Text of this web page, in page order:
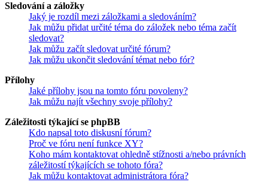
Sledování a záložky
Jaký je rozdíl mezi záložkami a sledováním?
Jak můžu přidat určité téma do záložek nebo téma začít
sledovat?
Jak můžu začít sledovat určité fórum?
Jak můžu ukončit sledování témat nebo fór?
Přílohy
Jaké přílohy jsou na tomto fóru povoleny?
Jak můžu najít všechny svoje přílohy?
Záležitosti týkající se phpBB
Kdo napsal toto diskusní fórum?
Proč ve fóru není funkce XY?
Koho mám kontaktovat ohledně stížnosti a/nebo právních
záležitostí týkajících se tohoto fóra?
Jak můžu kontaktovat administrátora fóra?